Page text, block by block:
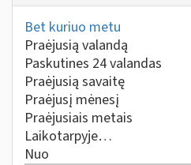
Bet kuriuo metu
Praėjusią valandą
Paskutines 24 valandas
Praėjusią savaitę
Praėjusį mėnesį
Praėjusiais metais
Laikotarpyje…
Nuo